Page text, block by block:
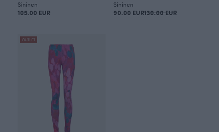
Sininen
105.00 EUR
Sininen
90.00 EUR130.00 EUR
OUTLET